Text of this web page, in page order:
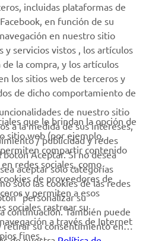
últimas ofertas, eventos
para saber cómo procesamos
Privacidad
incluidas plataformas de
en función de su
en nuestro sitio
y servicios vistos , los artículos
de la compra, y los artículos
los sitios web de terceros y
de dicho comportamiento de
que le brindan la opción de
sitio web (por ejemplo,
compartir contenido
redes sociales, como
de proveedores de
y permiten a esos
sociales rastrear su
a través de Internet
fines.
de nuestro sitio
a la medida de sus intereses,
/ publicidad y redes
botón Aceptar. Si no desea
aceptar solo categorías
solo las cookies de las redes
"personalizar su
continuación. También puede
retirar su consentimiento en